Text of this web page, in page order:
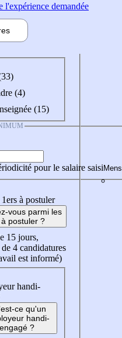
l'expérience demandée
(4)
(15)
pour le salaire saisi
à postuler
vous parmi les
postuler ?
15 jours,
4 candidatures
est informé)
handi-
ce qu'un
handi-
engagé ?